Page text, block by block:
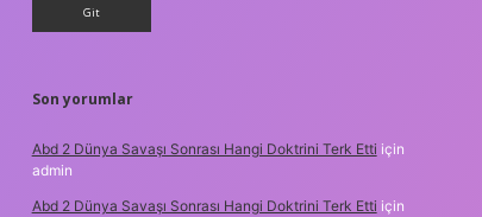
Son yorumlar
Abd 2 Dünya Savaşı Sonrası Hangi Doktrini Terk Etti için
admin
Abd 2 Dünya Savaşı Sonrası Hangi Doktrini Terk Etti için